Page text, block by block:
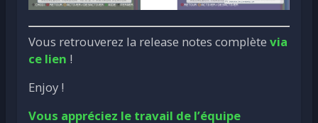
Vous retrouverez la release notes complète via
ce lien !
Enjoy !
Vous appréciez le travail de l’équipe